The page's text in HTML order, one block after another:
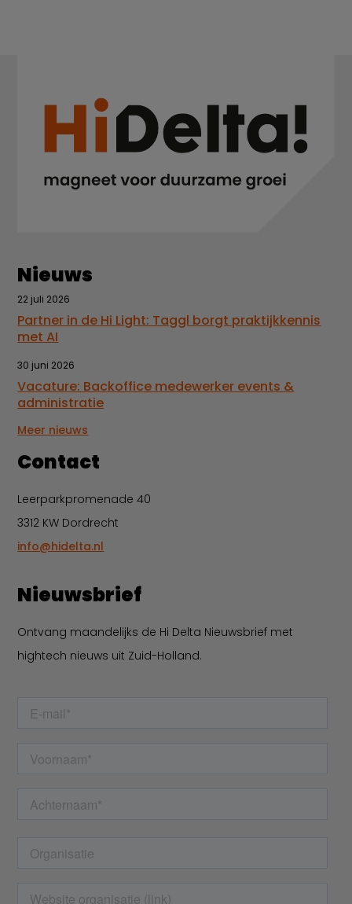
Nieuws
22 juli 2026
Partner in de Hi Light: Taggl borgt praktijkkennis
met AI
30 juni 2026
Vacature: Backoffice medewerker events &
administratie
Meer nieuws
Contact
Leerparkpromenade 40
3312 KW Dordrecht
info@hidelta.nl
Nieuwsbrief
Ontvang maandelijks de Hi Delta Nieuwsbrief met
hightech nieuws uit Zuid-Holland.